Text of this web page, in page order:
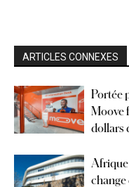
ARTICLES CONNEXES
Portée
Moove
dollars
Afrique
change